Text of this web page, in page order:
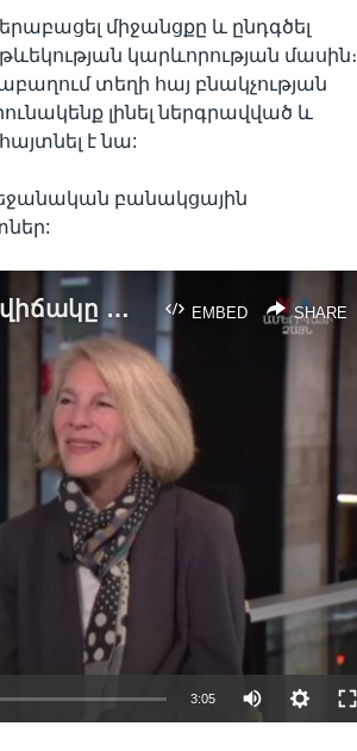
միջանցքը և ընդգծել
կարևորության մասին։
տեղի հայ բնակչության
լինել ներգրավված և
է նա:
բանակցային
EMBED SHARE
Լաչինի միջանցքում տիրող իրավիճակը խոչընդոտ է հայ-ադրբեջանական խաղաղ գործընթացի առաջխաղացմանը. ԱՄՆ պետքարտուղարի տեղակալ Քերըն Դոնֆրիդ
available
3:05